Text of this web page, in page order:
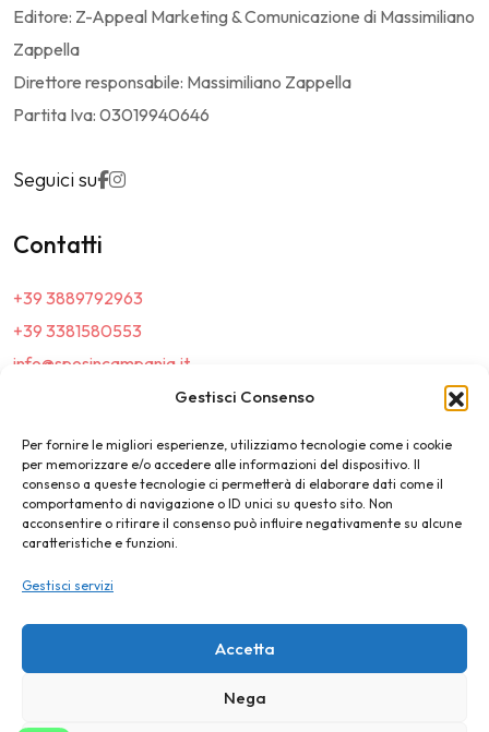
Gestisci Consenso
Per fornire le migliori esperienze, utilizziamo tecnologie come i cookie
per memorizzare e/o accedere alle informazioni del dispositivo. Il
consenso a queste tecnologie ci permetterà di elaborare dati come il
comportamento di navigazione o ID unici su questo sito. Non
acconsentire o ritirare il consenso può influire negativamente su alcune
caratteristiche e funzioni.
Gestisci servizi
Accetta
Nega
Editore: Z-Appeal Marketing & Comunicazione di Massimiliano
Zappella
Direttore responsabile: Massimiliano Zappella
Partita Iva: 03019940646
Seguici su
Contatti
+39 3889792963
+39 3381580553
info@sposincampania.it
sposincampania@pec.it
Link
Top100
News e Tendenze
Destination Wedding